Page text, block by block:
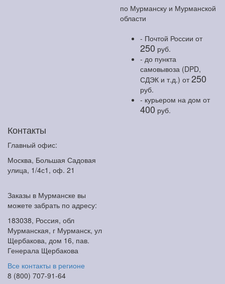
по Мурманску и Мурманской
области
- Почтой России от
250 руб.
- до пункта
самовывоза (DPD,
СДЭК и т.д.) от250
руб.
- курьером на дом от
400 руб.
Контакты
Главный офис:
Москва, Большая Садовая
улица, 1/4с1, оф. 21
Заказы в Мурманске вы
можете забрать по адресу:
183038, Россия, обл
Мурманская, г Мурманск, ул
Щербакова, дом 16, пав.
Генерала Щербакова
Все контакты в регионе
8 (800) 707-91-64